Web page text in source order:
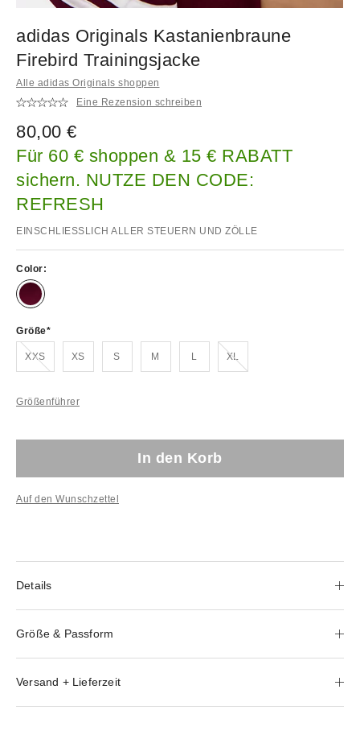
adidas Originals Kastanienbraune
Firebird Trainingsjacke
Alle adidas Originals shoppen
Eine Rezension schreiben
80,00 €
Für 60 € shoppen & 15 € RABATT
sichern. NUTZE DEN CODE:
REFRESH
EINSCHLIESSLICH ALLER STEUERN UND ZÖLLE
Color:
Größe
XXSAusverkauft!
XS S M L XLAusverkauft!
Größenführer
In den Korb
Auf den Wunschzettel
Details
Größe & Passform
Versand + Lieferzeit